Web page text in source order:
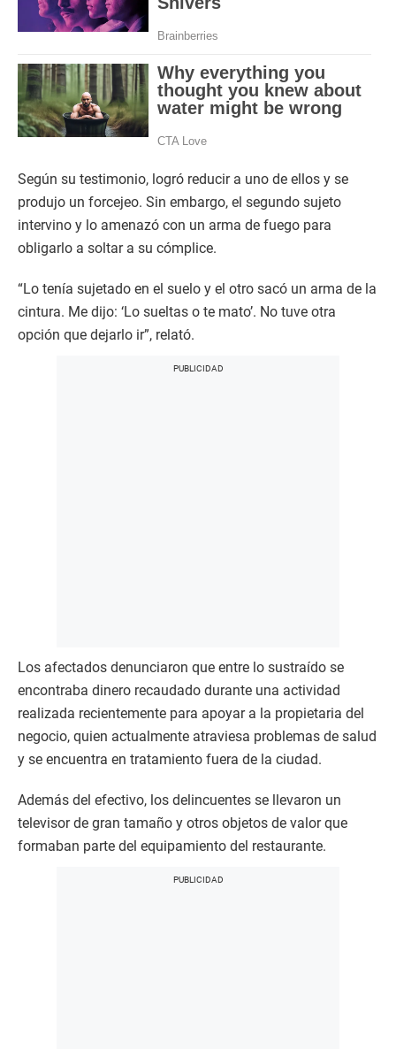
Según su testimonio, logró reducir a uno de ellos y se
produjo un forcejeo. Sin embargo, el segundo sujeto
intervino y lo amenazó con un arma de fuego para
obligarlo a soltar a su cómplice.
“Lo tenía sujetado en el suelo y el otro sacó un arma de la
cintura. Me dijo: ‘Lo sueltas o te mato’. No tuve otra
opción que dejarlo ir”, relató.
Los afectados denunciaron que entre lo sustraído se
encontraba dinero recaudado durante una actividad
realizada recientemente para apoyar a la propietaria del
negocio, quien actualmente atraviesa problemas de salud
y se encuentra en tratamiento fuera de la ciudad.
Además del efectivo, los delincuentes se llevaron un
televisor de gran tamaño y otros objetos de valor que
formaban parte del equipamiento del restaurante.